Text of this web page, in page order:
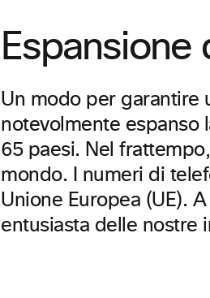
Un modo per garantire
notevolmente espanso
65 paesi. Nel
mondo. I numeri di
Unione Europea (UE).
entusiasta delle nostre